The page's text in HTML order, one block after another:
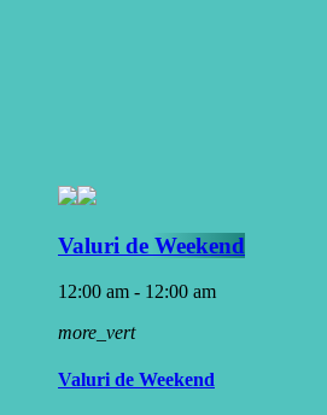
Valuri de Weekend
12:00 am - 12:00 am
more_vert
Valuri de Weekend